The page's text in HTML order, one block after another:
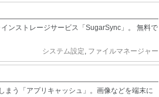
ンストレージサービス「SugarSync」。 無料で
システム設定, ファイルマネージャー
まう「アプリキャッシュ」。画像などを端末に